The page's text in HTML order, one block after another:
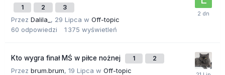
1 2 3
Przez Dalila_ , 29 Lipca w Off-topic
60 odpowiedzi 1 375 wyświetleń
Kto wygra finał MŚ w piłce nożnej 1 2
Przez brum.brum, 19 Lipca w Off-topic